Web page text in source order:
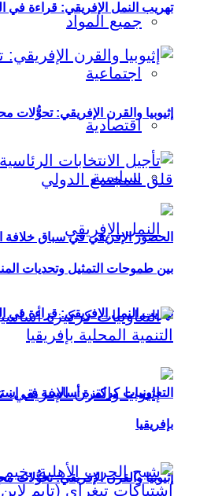
جميع المواد
اجتماعية
اقتصادية
سياسية
تهريب النمل الإفريقي: قراءة في
إثيوبيا والقرن الإفريقي: تحوُّلات
تهريب النمل الإفريقي: قراءة في
إثيوبيا والقرن الإفريقي: تحوُّلات
الحضور الإفريقي في سباق خلافة
بين طموحات التمثيل وتحديات
التعاونيات كركيزة أساسية في
بإفريقيا